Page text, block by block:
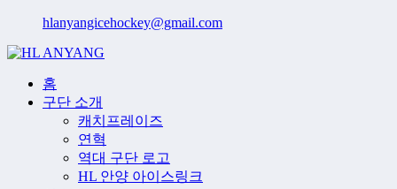
hlanyangicehockey@gmail.com
홈
구단 소개
캐치프레이즈
연혁
역대 구단 로고
HL 안양 아이스링크